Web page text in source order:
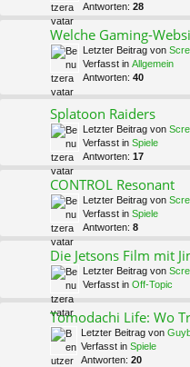
Antworten: 28
Welche Gaming-
Letzter Beitrag von
Verfasst in Allgemein
Antworten: 40
Splatoon Raiders
Letzter Beitrag von
Verfasst in Spiele
Antworten: 17
CONTROL Resonant
Letzter Beitrag von
Verfasst in Spiele
Antworten: 8
Die Jetsons Film mit
Letzter Beitrag von
Verfasst in Off-Topic
Tomodachi Life: Wo
Letzter Beitrag von
Verfasst in Spiele
Antworten: 20